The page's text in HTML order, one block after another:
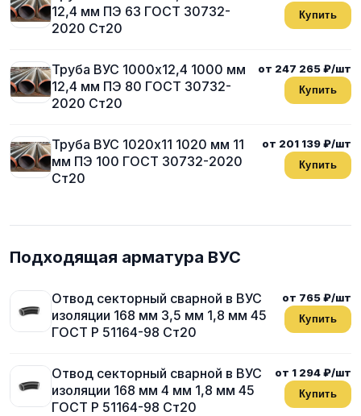
12,4 мм ПЭ 63 ГОСТ 30732-
2020 Ст20
Купить
Труба ВУС 1000х12,4 1000 мм
12,4 мм ПЭ 80 ГОСТ 30732-
2020 Ст20
от 247 265 ₽/шт
Купить
Труба ВУС 1020х11 1020 мм 11
мм ПЭ 100 ГОСТ 30732-2020
Ст20
от 201 139 ₽/шт
Купить
Подходящая арматура ВУС
Отвод секторный сварной в ВУС
изоляции 168 мм 3,5 мм 1,8 мм 45
ГОСТ Р 51164-98 Ст20
от 765 ₽/шт
Купить
Отвод секторный сварной в ВУС
изоляции 168 мм 4 мм 1,8 мм 45
ГОСТ Р 51164-98 Ст20
от 1 294 ₽/шт
Купить